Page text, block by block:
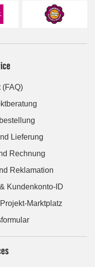
(FAQ)
Lieferung
Rechnung
Reklamation
Kundenkonto-ID
Marktplatz